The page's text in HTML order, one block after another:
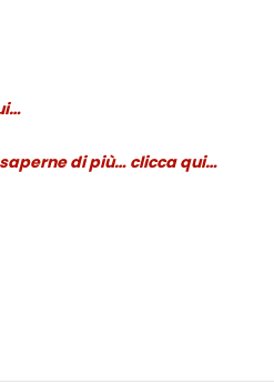
di più… clicca qui…